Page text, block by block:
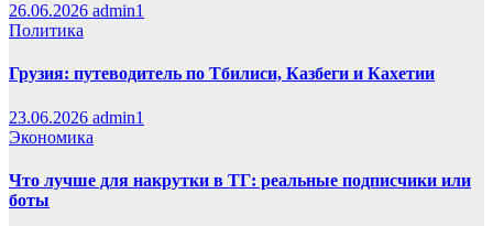
26.06.2026 admin1
Политика
Грузия: путеводитель по Тбилиси, Казбеги и Кахетии
23.06.2026 admin1
Экономика
Что лучше для накрутки в ТГ: реальные подписчики или
боты